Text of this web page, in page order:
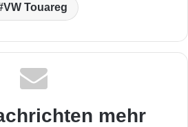
VW Touareg
mehr